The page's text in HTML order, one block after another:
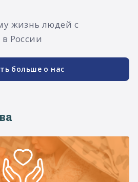
жизнь людей с
России
больше о нас